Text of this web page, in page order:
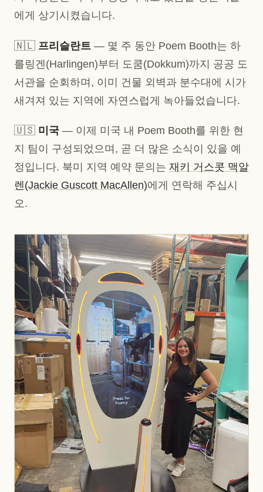
에게 상기시켰습니다.
🇳🇱 프리슬란트 — 몇 주 동안 Poem Booth는 하
를링겐(Harlingen)부터 도쿰(Dokkum)까지 공공 도
서관을 순회하며, 이미 건물 외벽과 분수대에 시가
새겨져 있는 지역에 자연스럽게 녹아들었습니다.
🇺🇸 미국 — 이제 미국 내 Poem Booth를 위한 현
지 팀이 구성되었으며, 곧 더 많은 소식이 있을 예
정입니다. 북미 지역 예약 문의는 재키 거스콧 맥알
렌(Jackie Guscott MacAllen)에게 연락해 주십시
오.